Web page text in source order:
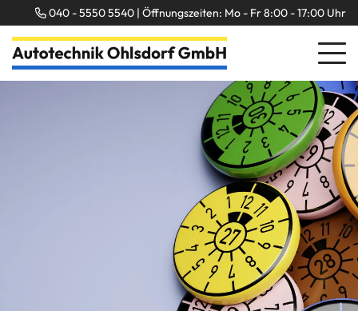
040 - 5550 5540 | Öffnungszeiten: Mo - Fr 8:00 - 17:00 Uhr